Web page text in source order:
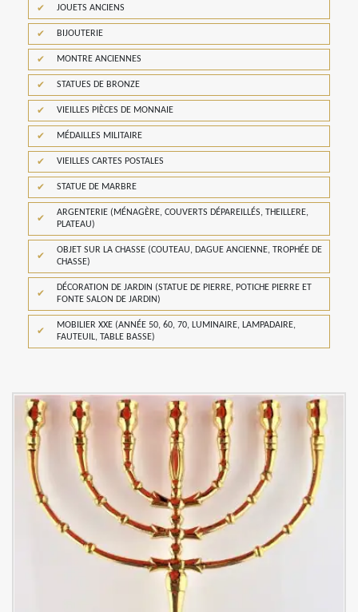
JOUETS ANCIENS
BIJOUTERIE
MONTRE ANCIENNES
STATUES DE BRONZE
VIEILLES PIÈCES DE MONNAIE
MÉDAILLES MILITAIRE
VIEILLES CARTES POSTALES
STATUE DE MARBRE
ARGENTERIE (MÉNAGÈRE, COUVERTS DÉPAREILLÉS, THEILLERE,
PLATEAU)
OBJET SUR LA CHASSE (COUTEAU, DAGUE ANCIENNE, TROPHÉE DE
CHASSE)
DÉCORATION DE JARDIN (STATUE DE PIERRE, POTICHE PIERRE ET
FONTE SALON DE JARDIN)
MOBILIER XXE (ANNÉE 50, 60, 70, LUMINAIRE, LAMPADAIRE,
FAUTEUIL, TABLE BASSE)